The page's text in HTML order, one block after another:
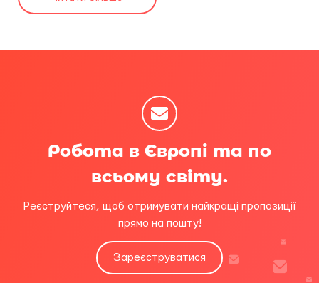
Робота в Європі та по
всьому світу.
Реєструйтеся, щоб отримувати найкращі пропозиції
прямо на пошту!
Зареєструватися